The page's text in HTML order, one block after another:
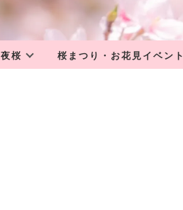
夜桜 桜まつり・お花見イベント